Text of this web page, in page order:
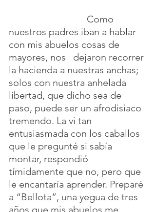
                                Como
nuestros padres iban a hablar
con mis abuelos cosas de
mayores, nos   dejaron recorrer
la hacienda a nuestras anchas;
solos con nuestra anhelada
libertad, que dicho sea de
paso, puede ser un afrodisiaco
tremendo. La vi tan
entusiasmada con los caballos
que le pregunté si sabía
montar, respondió
tímidamente que no, pero que
le encantaría aprender. Preparé
a “Bellota”, una yegua de tres
años que mis abuelos me